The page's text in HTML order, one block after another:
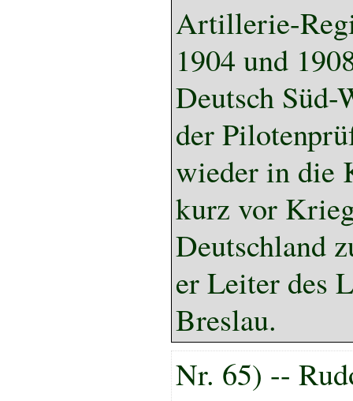
Artillerie-
1904 und
Deutsch
der
wieder in die
kurz vor
Deutschland
er Leiter des
Breslau.
Nr. 65) --